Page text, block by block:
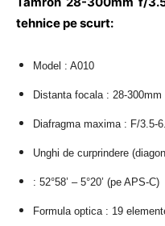
tehnice pe scurt:
Model : A010
Distanta focala : 28-300mm
Diafragma maxima : F/3.5-
Unghi de curprindere
: 52°58’ – 5°20’ (pe APS-C)
Formula optica : 19